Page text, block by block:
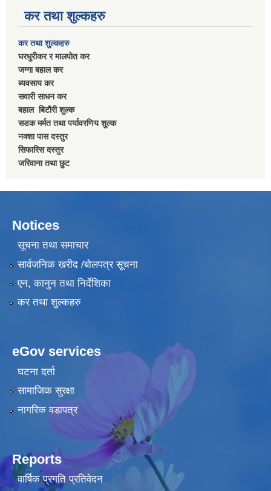
कर तथा शुल्कहरु
कर तथा शुल्कहरु
घरधुरीकर र मालपाेत कर
जग्गा बहाल कर
ब्यवसाय कर
सवारी साधन कर
बहाल बिटाैरी शुल्क
सडक मर्मत तथा पर्यावरणिय शुल्क
नक्शा पास दस्तुर
सिफारिस दस्तुर
जरिवाना तथा छुट
Notices
सूचना तथा समाचार
सार्वजनिक खरीद /बोलपत्र सूचना
एन, कानुन तथा निर्देशिका
कर तथा शुल्कहरु
eGov services
घटना दर्ता
सामाजिक सुरक्षा
नागरिक वडापत्र
Reports
वार्षिक प्रगति प्रतिवेदन